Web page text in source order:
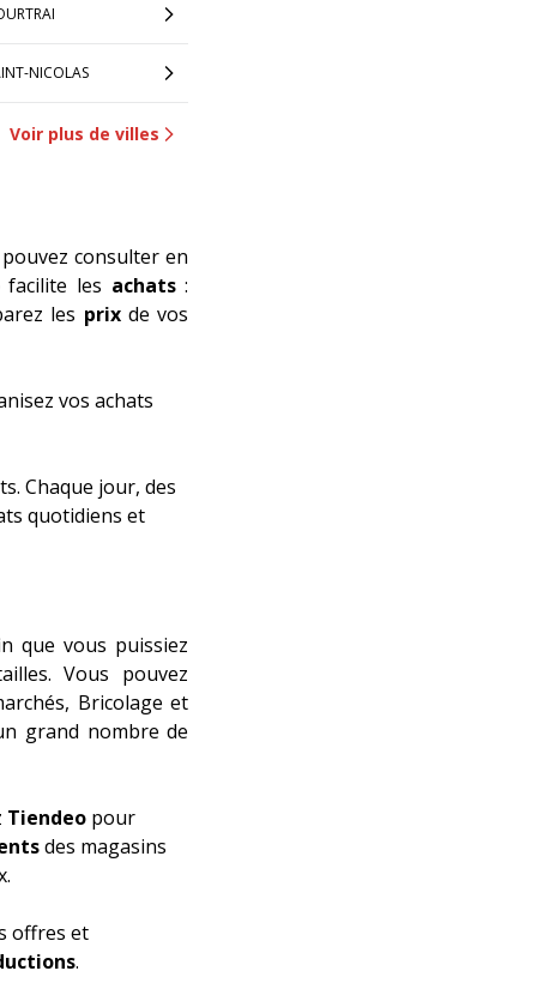
NICOLAS
Voir plus de villes
consulter en
facilite les achats:
les prixde vos
vos achats
Chaque jour, des
quotidiens et
que vous puissiez
Vous pouvez
, Bricolage et
grand nombre de
Tiendeopour
des magasins
offres et
.